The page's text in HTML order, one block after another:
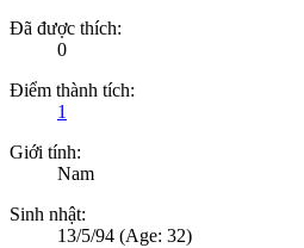
Đã được thích:
0
Điểm thành tích:
1
Giới tính:
Nam
Sinh nhật:
13/5/94 (Age: 32)